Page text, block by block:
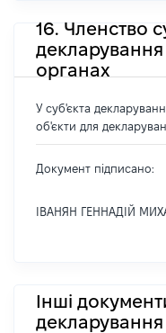
16. Членство
декларування
органах
У суб'єкта
об'єкти для
Документ підписано:
ІВАНЯН ГЕННАДІЙ
Інші
декларування